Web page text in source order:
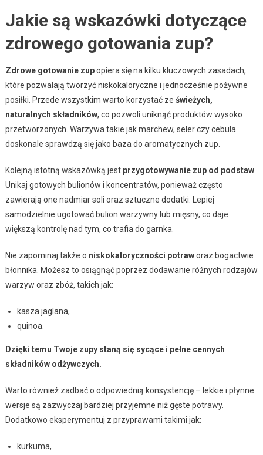
Jakie są wskazówki dotyczące
zdrowego gotowania zup?
Zdrowe gotowanie zupopiera się na kilku kluczowych zasadach,
które pozwalają tworzyć niskokaloryczne i jednocześnie pożywne
posiłki. Przede wszystkim warto korzystać ze świeżych,
naturalnych składników, co pozwoli uniknąć produktów wysoko
przetworzonych. Warzywa takie jak marchew, seler czy cebula
doskonale sprawdzą się jako baza do aromatycznych zup.
Kolejną istotną wskazówką jest przygotowywanie zup od podstaw.
Unikaj gotowych bulionów i koncentratów, ponieważ często
zawierają one nadmiar soli oraz sztuczne dodatki. Lepiej
samodzielnie ugotować bulion warzywny lub mięsny, co daje
większą kontrolę nad tym, co trafia do garnka.
Nie zapominaj także o niskokaloryczności potraworaz bogactwie
błonnika. Możesz to osiągnąć poprzez dodawanie różnych rodzajów
warzyw oraz zbóż, takich jak:
kasza jaglana,
quinoa.
Dzięki temu Twoje zupy staną się sycące i pełne cennych
składników odżywczych.
Warto również zadbać o odpowiednią konsystencję – lekkie i płynne
wersje są zazwyczaj bardziej przyjemne niż gęste potrawy.
Dodatkowo eksperymentuj z przyprawami takimi jak:
kurkuma,